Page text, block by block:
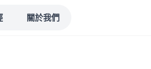
關於我們